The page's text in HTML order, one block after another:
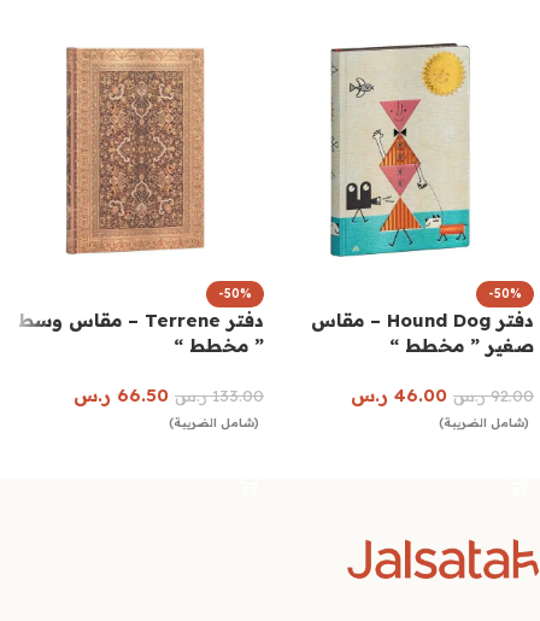
-50%
دفتر Hound Dog – مقاس
صغير ” مخطط “
92.00 ر.س 46.00 ر.س
(شامل الضريبة)
-50%
دفتر Terrene – مقاس وسط
” مخطط “
133.00 ر.س 66.50 ر.س
(شامل الضريبة)